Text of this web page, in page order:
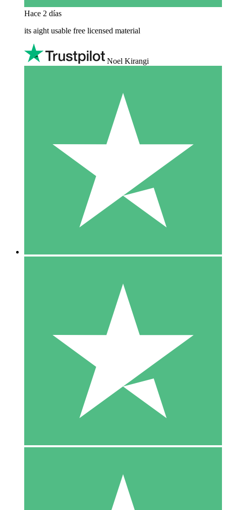
Hace 2 días
its aight usable free licensed material
Noel Kirangi